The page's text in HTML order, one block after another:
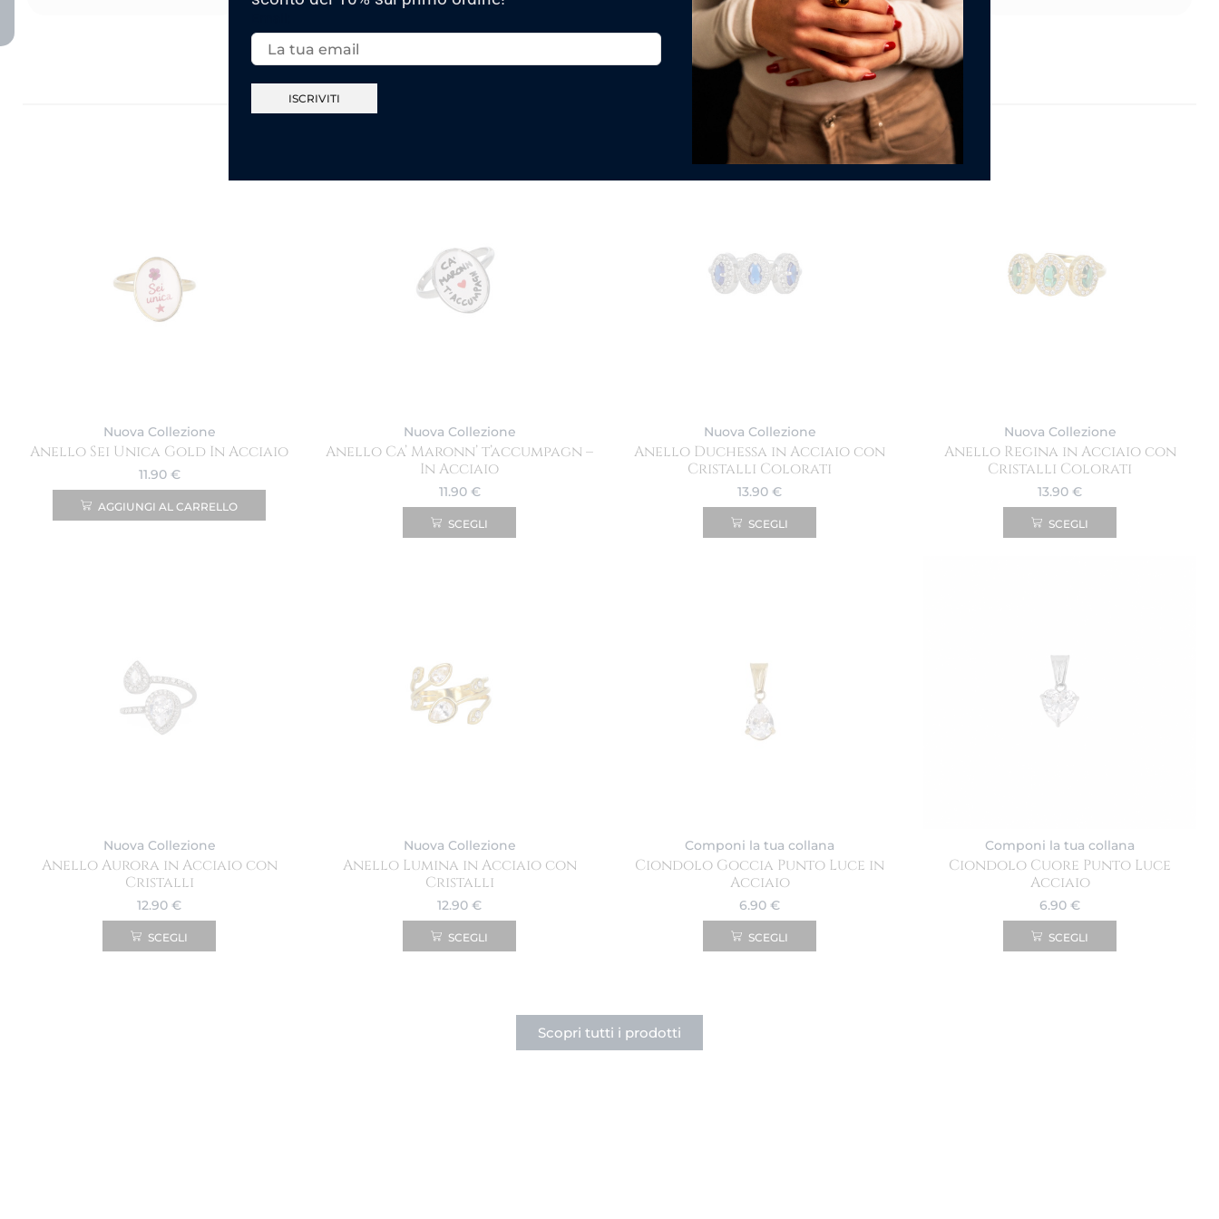
TI POTREBBE INTERESSARE
Nuova Collezione
Anello Sei Unica Gold In Acciaio
11.90 €
AGGIUNGI AL CARRELLO
Nuova Collezione
Anello Ca’ Maronn’ t’accumpagn –
In Acciaio
11.90 €
SCEGLI
Nuova Collezione
Anello Duchessa in Acciaio con
Cristalli Colorati
13.90 €
SCEGLI
Nuova Collezione
Anello Regina in Acciaio con
Cristalli Colorati
13.90 €
SCEGLI
Nuova Collezione
Anello Aurora in Acciaio con
Cristalli
12.90 €
SCEGLI
Nuova Collezione
Anello Lumina in Acciaio con
Cristalli
12.90 €
SCEGLI
Componi la tua collana
Ciondolo Goccia Punto Luce in
Acciaio
6.90 €
SCEGLI
Componi la tua collana
Ciondolo Cuore Punto Luce
Acciaio
6.90 €
SCEGLI
Scopri tutti i prodotti